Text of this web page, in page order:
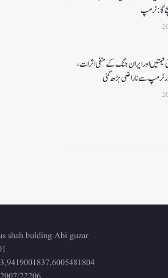
گا:ٹرمپ
اور ایران جنگ کے منفی اثرات ،
ٹرمپ سے ناراضی بڑھ گئی
shah bulding Abi guzar